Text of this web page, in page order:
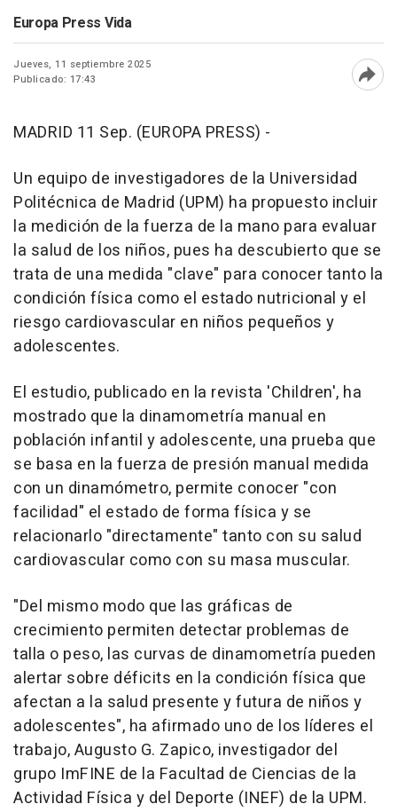
Europa Press Vida
Jueves, 11 septiembre 2025
Publicado: 17:43
MADRID 11 Sep. (EUROPA PRESS) -
Un equipo de investigadores de la Universidad
Politécnica de Madrid (UPM) ha propuesto incluir
la medición de la fuerza de la mano para evaluar
la salud de los niños, pues ha descubierto que se
trata de una medida "clave" para conocer tanto la
condición física como el estado nutricional y el
riesgo cardiovascular en niños pequeños y
adolescentes.
El estudio, publicado en la revista 'Children', ha
mostrado que la dinamometría manual en
población infantil y adolescente, una prueba que
se basa en la fuerza de presión manual medida
con un dinamómetro, permite conocer "con
facilidad" el estado de forma física y se
relacionarlo "directamente" tanto con su salud
cardiovascular como con su masa muscular.
"Del mismo modo que las gráficas de
crecimiento permiten detectar problemas de
talla o peso, las curvas de dinamometría pueden
alertar sobre déficits en la condición física que
afectan a la salud presente y futura de niños y
adolescentes", ha afirmado uno de los líderes el
trabajo, Augusto G. Zapico, investigador del
grupo ImFINE de la Facultad de Ciencias de la
Actividad Física y del Deporte (INEF) de la UPM.